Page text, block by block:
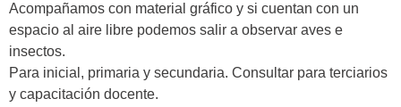
Acompañamos con material gráfico y si cuentan con un
espacio al aire libre podemos salir a observar aves e
insectos.
Para inicial, primaria y secundaria. Consultar para terciarios
y capacitación docente.